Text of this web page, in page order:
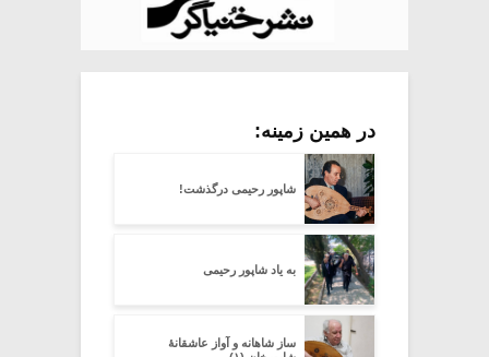
در همین زمینه:
شاپور رحیمی درگذشت!
به یاد شاپور رحیمی
ساز شاهانه و آواز عاشقانۀ